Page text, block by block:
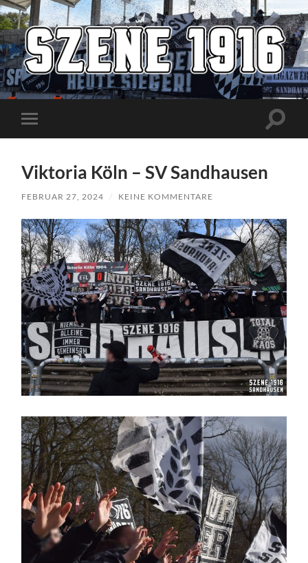
Szene1916
Menü
Viktoria Köln – SV Sandhausen
FEBRUAR 27, 2024 / KEINE KOMMENTARE